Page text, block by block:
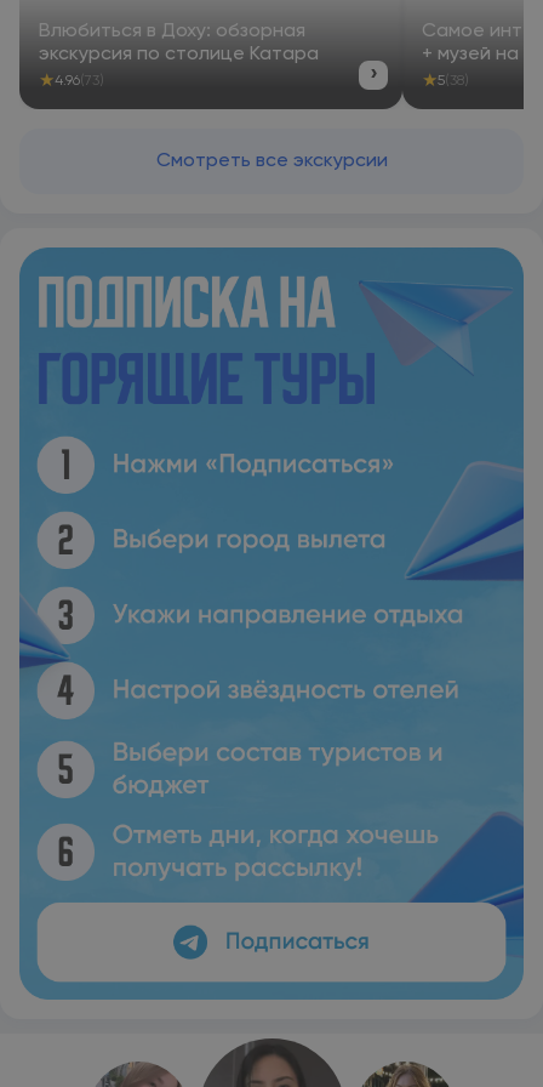
Влюбиться в Доху: обзорная
экскурсия по столице Катара
★4.96 (73) ›
Самое
+ музей на
★5 (38)
Смотреть все экскурсии